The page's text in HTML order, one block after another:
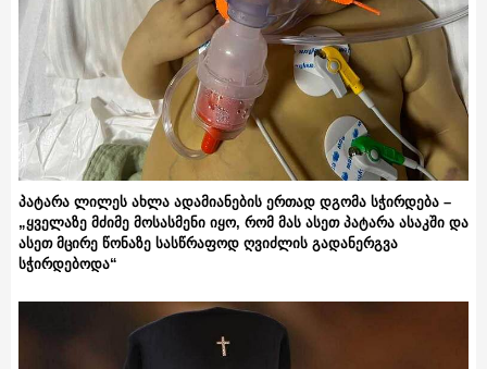
პატარა ლილეს ახლა ადამიანების ერთად დგომა სჭირდება –
„ყველაზე მძიმე მოსასმენი იყო, რომ მას ასეთ პატარა ასაკში და
ასეთ მცირე წონაზე სასწრაფოდ ღვიძლის გადანერგვა
სჭირდებოდა“